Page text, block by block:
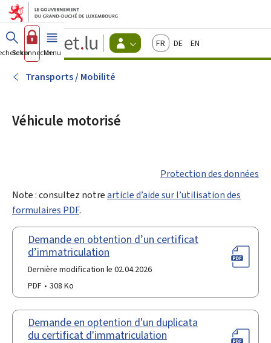
Aller au menu principal
Aller au contenu
Guichet.lu
Changer
d'espace
FrançaisDeutschEnglish
Se connecterMenu principal
Transports / Mobilité
Véhicule motorisé
Protection des données
Note : consultez notrearticle d’aide sur l’utilisation des
formulaires PDF.
Demande en obtention d’un certificat
d’immatriculation
Dernière modification le 02.04.2026
PDF
308 Ko
Demande en optention d'un duplicata
du certificat d'immatriculation